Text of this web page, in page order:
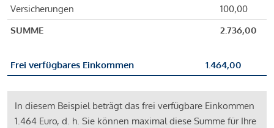
Versicherungen
100,00
SUMME
2.736,00
Frei verfügbares Einkommen 1.464,00
In diesem Beispiel beträgt das frei verfügbare Einkommen
1.464 Euro, d. h. Sie können maximal diese Summe für Ihre